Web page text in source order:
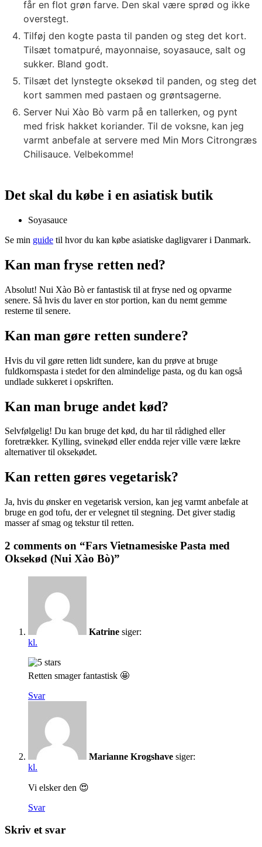
får en flot grøn farve. Den skal være sprød og ikke
overstegt.
Tilføj den kogte pasta til panden og steg det kort.
Tilsæt tomatpuré, mayonnaise, soyasauce, salt og
sukker. Bland godt.
Tilsæt det lynstegte oksekød til panden, og steg det
kort sammen med pastaen og grøntsagerne.
Server Nui Xào Bò varm på en tallerken, og pynt
med frisk hakket koriander. Til de voksne, kan jeg
varmt anbefale at servere med Min Mors Citrongræs
Chilisauce. Velbekomme!
Det skal du købe i en asiatisk butik
Soyasauce
Se min guide til hvor du kan købe asiatiske dagligvarer i Danmark.
Kan man fryse retten ned?
Absolut! Nui Xào Bò er fantastisk til at fryse ned og opvarme
senere. Så hvis du laver en stor portion, kan du nemt gemme
resterne til senere.
Kan man gøre retten sundere?
Hvis du vil gøre retten lidt sundere, kan du prøve at bruge
fuldkornspasta i stedet for den almindelige pasta, og du kan også
undlade sukkeret i opskriften.
Kan man bruge andet kød?
Selvfølgelig! Du kan bruge det kød, du har til rådighed eller
foretrækker. Kylling, svinekød eller endda rejer ville være lækre
alternativer til oksekødet.
Kan retten gøres vegetarisk?
Ja, hvis du ønsker en vegetarisk version, kan jeg varmt anbefale at
bruge en god tofu, der er velegnet til stegning. Det giver stadig
masser af smag og tekstur til retten.
2 comments on “Fars Vietnamesiske Pasta med
Oksekød (Nui Xào Bò)”
Katrine siger:
kl.
Retten smager fantastisk 🤩
Svar
Marianne Krogshave siger:
kl.
Vi elsker den 😍
Svar
Skriv et svar